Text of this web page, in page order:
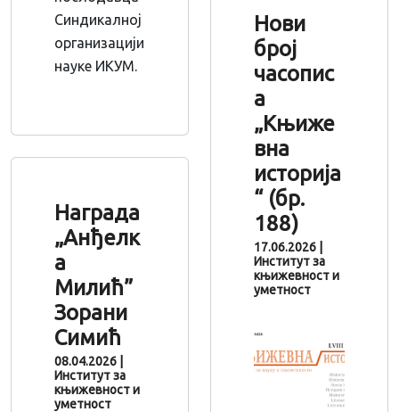
Синдикалној
организацији
науке ИКУМ.
Нови
број
часопис
а
„Књиже
вна
историја
“ (бр.
188)
17.06.2026
Институт за
књижевност и
уметност
Награда
„Анђелк
а
Милић”
Зорани
Симић
08.04.2026
Институт за
књижевност и
уметност